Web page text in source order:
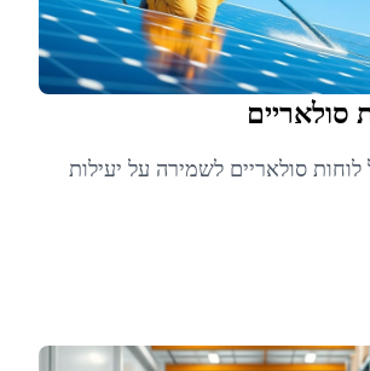
סולאריים
לוחות סולאריים לשמירה על יעילות